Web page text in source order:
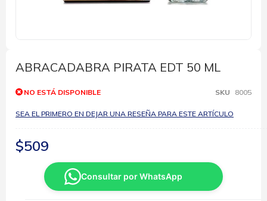
comienzo
de
galería
imágenes
ABRACADABRA PIRATA EDT 50 ML
NO ESTÁ DISPONIBLE SKU 8005
SEA EL PRIMERO EN DEJAR UNA RESEÑA PARA ESTE ARTÍCULO
$509
Consultar por WhatsApp